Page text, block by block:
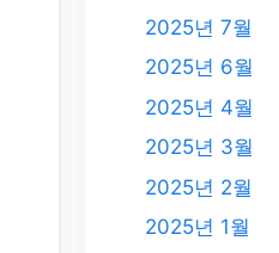
2025년 7월
2025년 6월
2025년 4월
2025년 3월
2025년 2월
2025년 1월